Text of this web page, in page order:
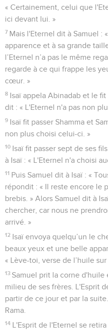
« Certainement, celui que
ici devant lui. »
7 Mais l'Eternel dit à Samuel :
apparence et à sa grande
l’Eternel n’a pas le même
regarde à ce qui frappe les
cœur. »
8 Isaï appela Abinadab et le
dit : « L'Eternel n'a pas non
9 Isaï fit passer Shamma et
non plus choisi celui-ci. »
10 Isaï fit passer sept de ses
à Isaï : « L'Eternel n'a choisi
11 Puis Samuel dit à Isaï : «
répondit : « Il reste encore le
brebis. » Alors Samuel dit à
chercher, car nous ne
arrivé. »
12 Isaï envoya quelqu’un le
beaux yeux et une belle
« Lève-toi, verse de l’huile
13 Samuel prit la corne d'huile
milieu de ses frères. L'Esprit
partir de ce jour et par la
Rama.
14 L'Esprit de l'Eternel se